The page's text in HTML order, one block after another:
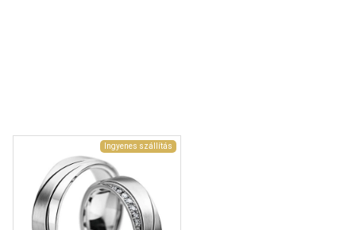
Ingyenes szállítás